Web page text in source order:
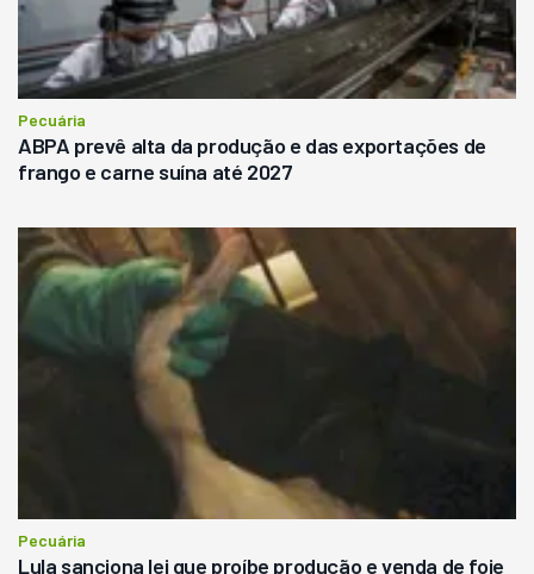
Pecuária
ABPA prevê alta da produção e das exportações de
frango e carne suína até 2027
Pecuária
Lula sanciona lei que proíbe produção e venda de foie